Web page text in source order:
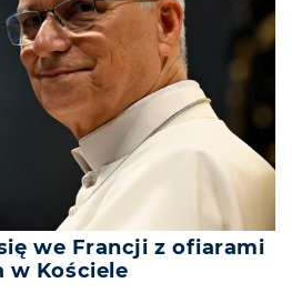
we Francji z ofiarami
w Kościele